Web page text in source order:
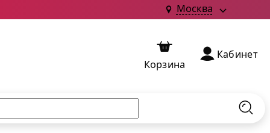
Москва
Корзина
Кабинет